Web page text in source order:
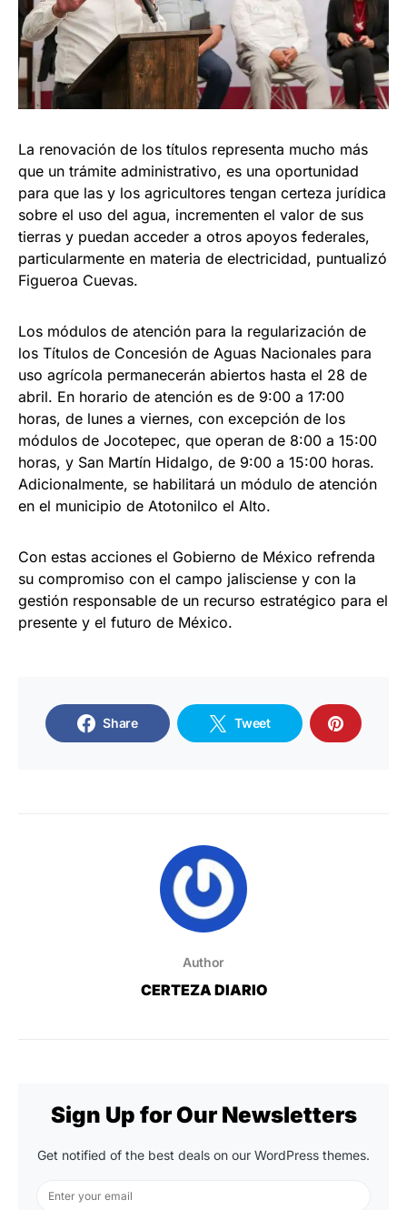
La renovación de los títulos representa mucho más
que un trámite administrativo, es una oportunidad
para que las y los agricultores tengan certeza jurídica
sobre el uso del agua, incrementen el valor de sus
tierras y puedan acceder a otros apoyos federales,
particularmente en materia de electricidad, puntualizó
Figueroa Cuevas.
Los módulos de atención para la regularización de
los Títulos de Concesión de Aguas Nacionales para
uso agrícola permanecerán abiertos hasta el 28 de
abril. En horario de atención es de 9:00 a 17:00
horas, de lunes a viernes, con excepción de los
módulos de Jocotepec, que operan de 8:00 a 15:00
horas, y San Martín Hidalgo, de 9:00 a 15:00 horas.
Adicionalmente, se habilitará un módulo de atención
en el municipio de Atotonilco el Alto.
Con estas acciones el Gobierno de México refrenda
su compromiso con el campo jalisciense y con la
gestión responsable de un recurso estratégico para el
presente y el futuro de México.
Share Tweet
Author
CERTEZA DIARIO
Sign Up for Our Newsletters
Get notified of the best deals on our WordPress themes.